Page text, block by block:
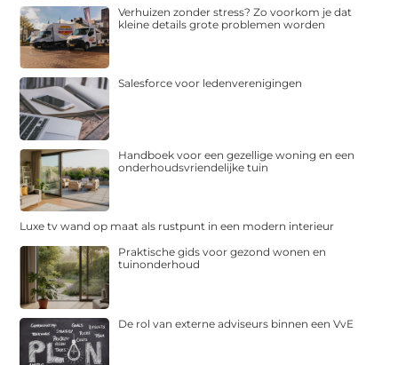
Verhuizen zonder stress? Zo voorkom je dat
kleine details grote problemen worden
Salesforce voor ledenverenigingen
Handboek voor een gezellige woning en een
onderhoudsvriendelijke tuin
Luxe tv wand op maat als rustpunt in een modern interieur
Praktische gids voor gezond wonen en
tuinonderhoud
De rol van externe adviseurs binnen een VvE